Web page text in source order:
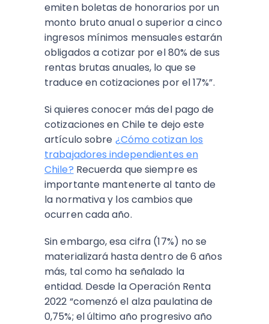
emiten boletas de honorarios por un
monto bruto anual o superior a cinco
ingresos mínimos mensuales estarán
obligados a cotizar por el 80% de sus
rentas brutas anuales, lo que se
traduce en cotizaciones por el 17%”.
Si quieres conocer más del pago de
cotizaciones en Chile te dejo este
artículo sobre ¿Cómo cotizan los
trabajadores independientes en
Chile? Recuerda que siempre es
importante mantenerte al tanto de
la normativa y los cambios que
ocurren cada año.
Sin embargo, esa cifra (17%) no se
materializará hasta dentro de 6 años
más, tal como ha señalado la
entidad. Desde la Operación Renta
2022 “comenzó el alza paulatina de
0,75%; el último año progresivo año